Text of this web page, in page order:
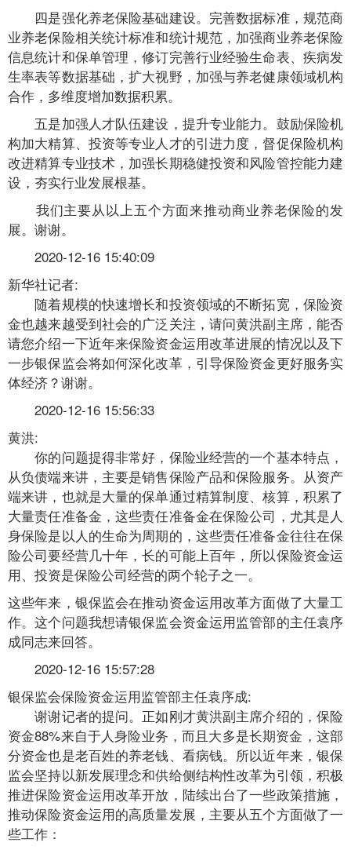
四是强化养老保险基础建设。完善数据标准，规范商
业养老保险相关统计标准和统计规范，加强商业养老保险
信息统计和保单管理，修订完善行业经验生命表、疾病发
生率表等数据基础，扩大视野，加强与养老健康领域机构
合作，多维度增加数据积累。
五是加强人才队伍建设，提升专业能力。鼓励保险机
构加大精算、投资等专业人才的引进力度，督促保险机构
改进精算专业技术，加强长期稳健投资和风险管控能力建
设，夯实行业发展根基。
我们主要从以上五个方面来推动商业养老保险的发
展。谢谢。
2020-12-16 15:40:09
新华社记者:
随着规模的快速增长和投资领域的不断拓宽，保险资
金也越来越受到社会的广泛关注，请问黄洪副主席，能否
请您介绍一下近年来保险资金运用改革进展的情况以及下
一步银保监会将如何深化改革，引导保险资金更好服务实
体经济？谢谢。
2020-12-16 15:56:33
黄洪:
你的问题提得非常好，保险业经营的一个基本特点，
从负债端来讲，主要是销售保险产品和保险服务。从资产
端来讲，也就是大量的保单通过精算制度、核算，积累了
大量责任准备金，这些责任准备金在保险公司，尤其是人
身保险是以人的生命为周期的，这些责任准备金往往在保
险公司要经营几十年，长的可能上百年，所以保险资金运
用、投资是保险公司经营的两个轮子之一。
这些年来，银保监会在推动资金运用改革方面做了大量工
作。这个问题我想请银保监会资金运用监管部的主任袁序
成同志来回答。
2020-12-16 15:57:28
银保监会保险资金运用监管部主任袁序成:
谢谢记者的提问。正如刚才黄洪副主席介绍的，保险
资金88%来自于人身险业务，而且大多是长期资金，这部
分资金也是老百姓的养老钱、看病钱。所以近年来，银保
监会坚持以新发展理念和供给侧结构性改革为引领，积极
推进保险资金运用改革开放，陆续出台了一些政策措施，
推动保险资金运用的高质量发展，主要从五个方面做了一
些工作：